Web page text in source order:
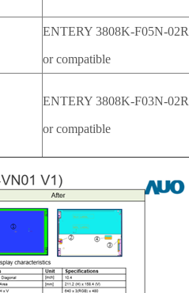
ENTERY 3808K-F05N-02R
or compatible
ENTERY 3808K-F03N-02R
or compatible